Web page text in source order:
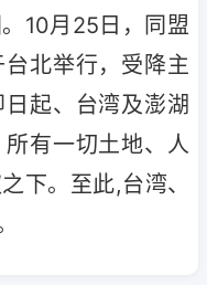
10月25日，同盟
北举行，受降主
起、台湾及澎湖
有一切土地、人
下。至此,台湾、